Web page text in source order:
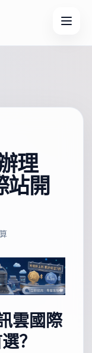
理
站開
雲國際
？